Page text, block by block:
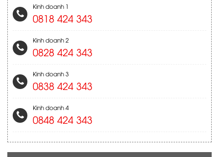
Kinh doanh 1
0818 424 343
Kinh doanh 2
0828 424 343
Kinh doanh 3
0838 424 343
Kinh doanh 4
0848 424 343